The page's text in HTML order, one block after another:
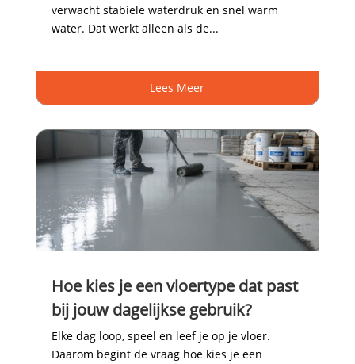
verwacht stabiele waterdruk en snel warm
water.​ Dat werkt alleen als de...
Lees Meer
Hoe kies je een vloertype dat past
bij jouw dagelijkse gebruik?
Elke dag loop, speel en leef je op je vloer.​
Daarom begint de vraag hoe kies je een